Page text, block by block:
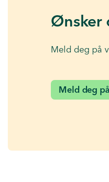
Ønsker
Meld deg på
Meld deg på